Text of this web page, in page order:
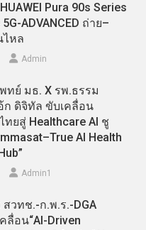
Pura 90s Series
ADVANCED ถ่าย–
ไหล
Admin
ทย์ มธ. X รพ.ธรรม
ก ดิจิทัล ขับเคลื่อน
ยสู่ Healthcare AI ชู
AI Health
Admin​1
สวทช.-ก.พ.ร.-DGA
ลื่อน“AI-Driven